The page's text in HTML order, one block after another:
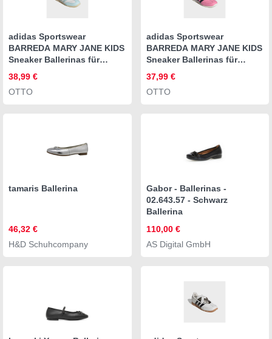
adidas Sportswear
BARREDA MARY JANE KIDS
Sneaker Ballerinas für
38,99 €
OTTO
adidas Sportswear
BARREDA MARY JANE KIDS
Sneaker Ballerinas für
37,99 €
OTTO
tamaris Ballerina
46,32 €
H&D Schuhcompany
Gabor - Ballerinas -
02.643.57 - Schwarz
Ballerina
110,00 €
AS Digital GmbH